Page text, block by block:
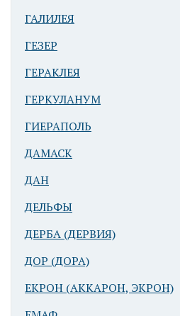
ГАЛИЛЕЯ
ГЕЗЕР
ГЕРАКЛЕЯ
ГЕРКУЛАНУМ
ГИЕРАПОЛЬ
ДАМАСК
ДАН
ДЕЛЬФЫ
ДЕРБА (ДЕРВИЯ)
ДОР (ДОРА)
ЕКРОН (АККАРОН, ЭКРОН)